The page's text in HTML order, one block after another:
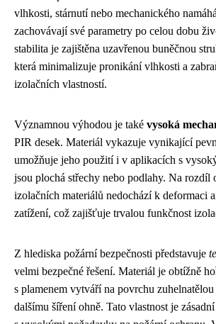
vlhkosti, stárnutí nebo mechanického
zachovávají své parametry po celou dobu
stabilita je zajištěna uzavřenou buněčnou
která minimalizuje pronikání vlhkosti a
izolačních vlastností.
Významnou výhodou je také vysoká
PIR desek. Materiál vykazuje vynikající
umožňuje jeho použití i v aplikacích s
jsou plochá střechy nebo podlahy. Na rozdíl
izolačních materiálů nedochází k deformaci
zatížení, což zajišťuje trvalou funkčnost
Z hlediska požární bezpečnosti představuje
velmi bezpečné řešení. Materiál je obtížně
s plamenem vytváří na povrchu
dalšímu šíření ohně. Tato vlastnost je